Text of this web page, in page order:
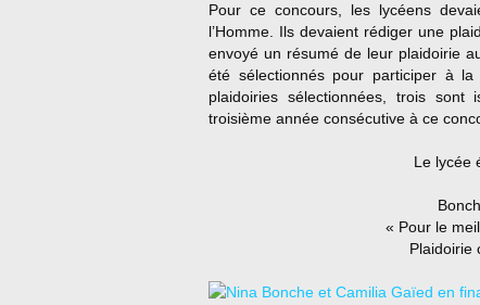
Pour ce concours, les lycéens
l’Homme. Ils devaient rédiger une
envoyé un résumé de leur plaidoirie
été sélectionnés pour participer à
plaidoiries sélectionnées, trois
troisième année consécutive à ce
Le lycée
« Pour le
Plaidoirie